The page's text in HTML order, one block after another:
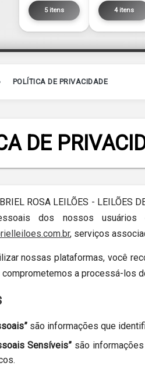
5 itens 4 itens
POLÍTICA DE PRIVACIDADE
DE
ROSA LEILÕES -
dos nossos
, serviços
nossas plataformas, você
a processá-los
são informações que
Sensíveis”são informações